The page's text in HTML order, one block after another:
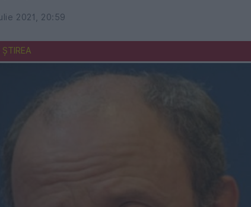
2021, 20:59